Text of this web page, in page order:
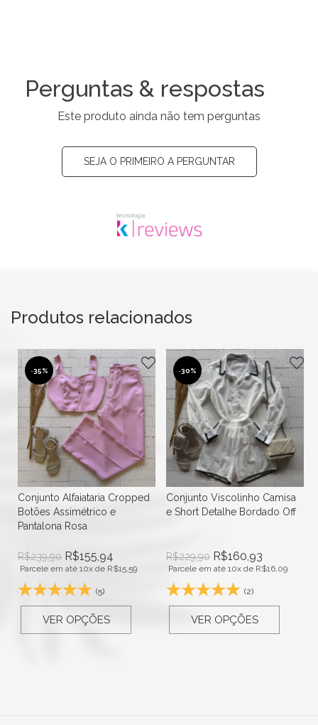
Perguntas & respostas
Este produto ainda não tem perguntas
SEJA O PRIMEIRO A PERGUNTAR
Produtos relacionados
-35%
Conjunto Alfaiataria Cropped
Botões Assimétrico e
Pantalona Rosa
R$239,90 R$155,94
Parcele em até 10x de R$15,59
(5)
VER OPÇÕES
-30%
Conjunto Viscolinho Camisa
e Short Detalhe Bordado Off
R$229,90 R$160,93
Parcele em até 10x de R$16,09
(2)
VER OPÇÕES